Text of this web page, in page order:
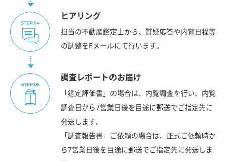
ヒアリング
担当の不動産鑑定士から、質疑応答や内覧日程等
の調整をEメールにて行います。
調査レポートのお届け
「鑑定評価書」の場合は、内覧調査を行い、内覧
調査日から7営業日後を目途に郵送でご指定先に
発送します。
「調査報告書」ご依頼の場合は、正式ご依頼時か
ら7営業日後を目途に郵送でご指定先に発送しま